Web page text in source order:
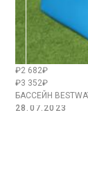
₽2 682₽
₽3 352₽
БАССЕЙН
28.07.2023